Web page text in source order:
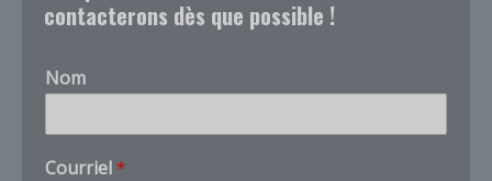
contacterons dès que possible !
Nom
Courriel *